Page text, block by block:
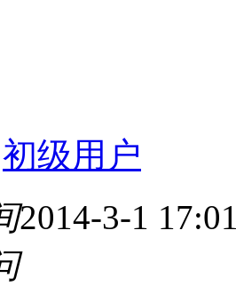
初级用户
2014-3-1